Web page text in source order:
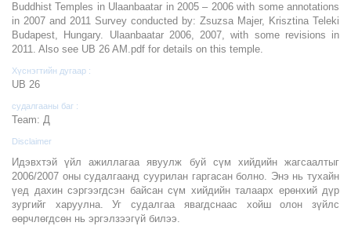
Buddhist Temples in Ulaanbaatar in 2005 – 2006 with some annotations
in 2007 and 2011 Survey conducted by: Zsuzsa Majer, Krisztina Teleki
Budapest, Hungary. Ulaanbaatar 2006, 2007, with some revisions in
2011. Also see UB 26 AM.pdf for details on this temple.
Хүснэгтийн дугаар :
UB 26
судалгааны баг :
Team: Д
Disclaimer
Идэвхтэй үйл ажиллагаа явуулж буй сүм хийдийн жагсаалтыг
2006/2007 оны судалгаанд суурилан гаргасан болно. Энэ нь тухайн
үед дахин сэргээгдсэн байсан сүм хийдийн талаарх ерөнхий дүр
зургийг харуулна. Уг судалгаа явагдснаас хойш олон зүйлс
өөрчлөгдсөн нь эргэлзээгүй билээ.